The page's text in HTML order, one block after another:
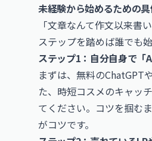
未経験から始めるための
「文章なんて作文以来書
ステップを踏めば誰でも始
ステップ1：自分自身で「
まずは、無料のChatGPT
た、時短コスメのキャッ
てください。コツを掴む
がコツです。